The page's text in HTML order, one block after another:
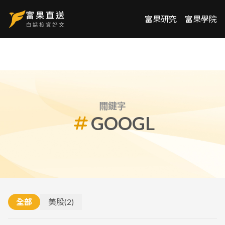
富果研究 富果學院
關鍵字
GOOGL
全部 美股(2)